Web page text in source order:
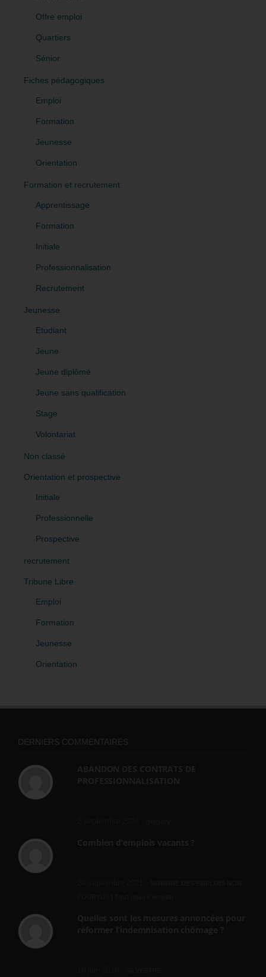
Offre emploi
Quartiers
Sénior
Fiches pédagogiques
Emploi
Formation
Jeunesse
Orientation
Formation et recrutement
Apprentissage
Formation
Initiale
Professionnalisation
Recrutement
Jeunesse
Etudiant
Jeune
Jeune diplômé
Jeune sans qualification
Stage
Volontariat
Non classé
Orientation et prospective
Initiale
Professionnelle
Prospective
recrutement
Tribune Libre
Emploi
Formation
Jeunesse
Orientation
DERNIERS COMMENTAIRES